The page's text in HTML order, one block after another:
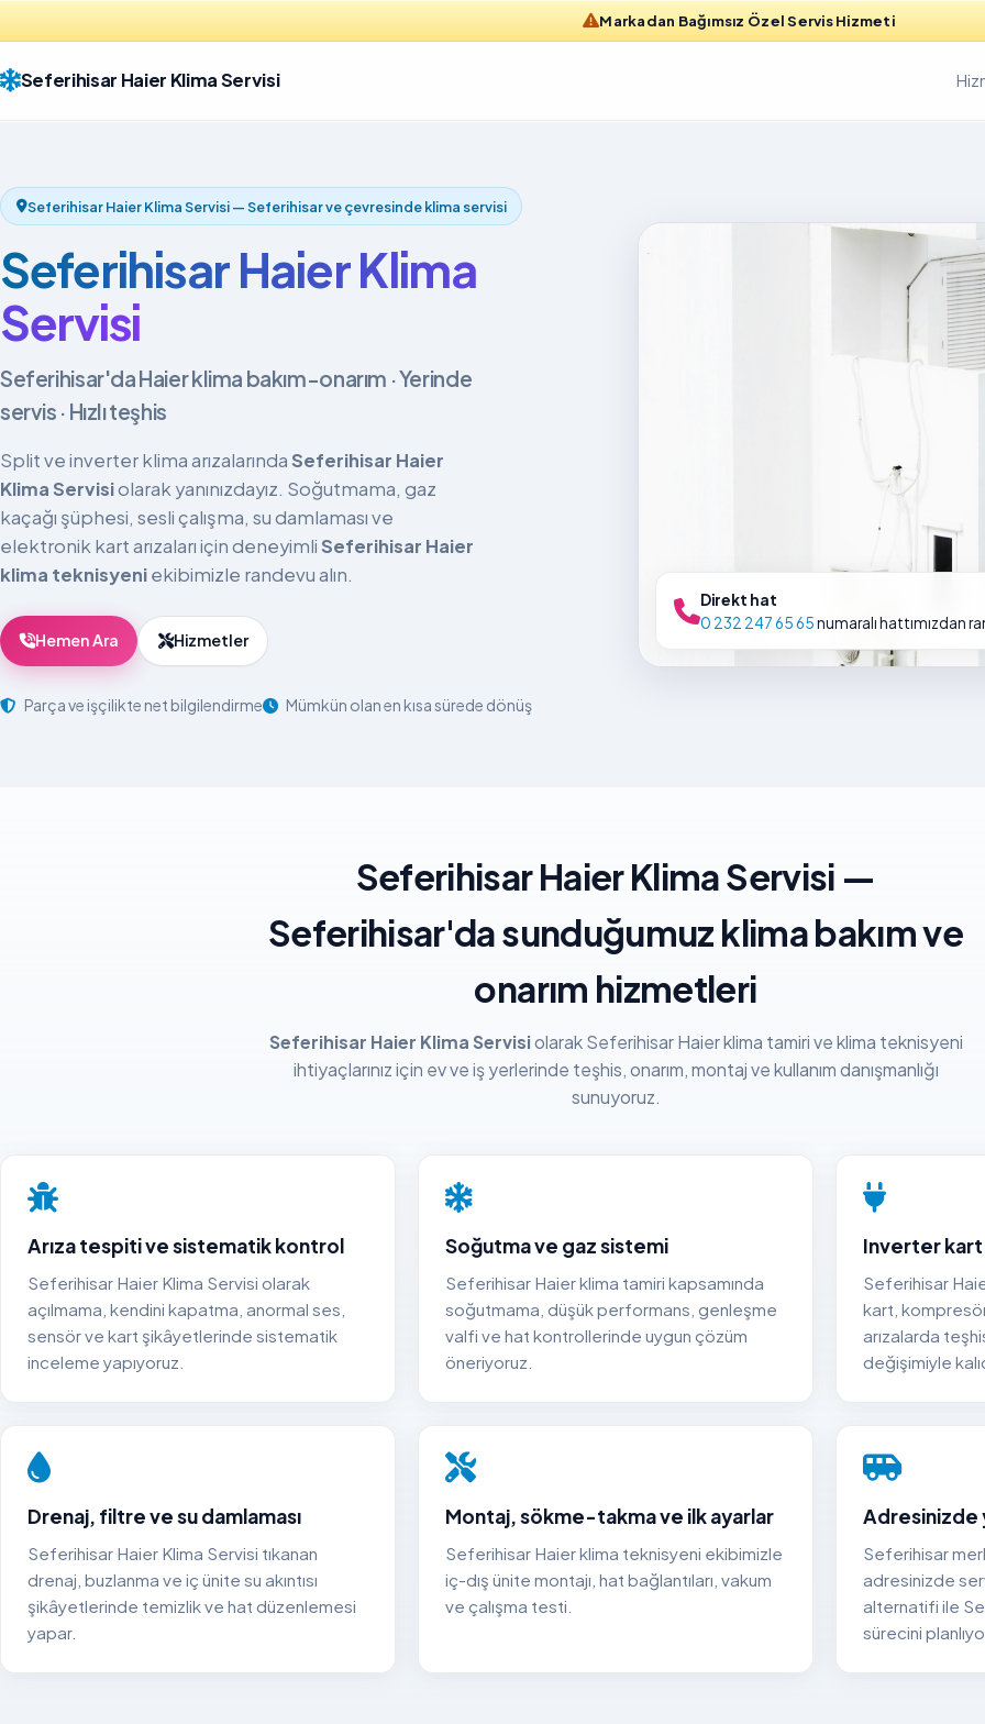
Markadan Bağımsız Özel Servis Hizmeti
Seferihisar Haier Klima Servisi
Seferihisar Haier Klima Servisi — Seferihisar ve çevresinde klima servisi
Seferihisar Haier Klima
Servisi
Seferihisar'da Haier klima bakım-onarım · Yerinde
servis · Hızlı teşhis
Split ve inverter klima arızalarında Seferihisar Haier
Klima Servisiolarak yanınızdayız. Soğutmama, gaz
kaçağı şüphesi, sesli çalışma, su damlaması ve
elektronik kart arızaları için deneyimli Seferihisar Haier
klima teknisyeniekibimizle randevu alın.
Hemen Ara Hizmetler
Parça ve işçilikte net bilgilendirme Mümkün olan en kısa sürede dönüş
Direkt hat
0 232 247 65 65numaralı hattımızdan
Seferihisar Haier Klima Servisi —
Seferihisar'da sunduğumuz klima bakım ve
onarım hizmetleri
Seferihisar Haier Klima Servisiolarak Seferihisar Haier klima tamiri ve klima teknisyeni
ihtiyaçlarınız için ev ve iş yerlerinde teşhis, onarım, montaj ve kullanım danışmanlığı
sunuyoruz.
Arıza tespiti ve sistematik kontrol
Seferihisar Haier Klima Servisi olarak
açılmama, kendini kapatma, anormal ses,
sensör ve kart şikâyetlerinde sistematik
inceleme yapıyoruz.
Soğutma ve gaz sistemi
Seferihisar Haier klima tamiri kapsamında
soğutmama, düşük performans, genleşme
valfi ve hat kontrollerinde uygun çözüm
öneriyoruz.
Inverter kart
Seferihisar
kart,
arızalarda
değişimiyle
Drenaj, filtre ve su damlaması
Seferihisar Haier Klima Servisi tıkanan
drenaj, buzlanma ve iç ünite su akıntısı
şikâyetlerinde temizlik ve hat düzenlemesi
yapar.
Montaj, sökme-takma ve ilk ayarlar
Seferihisar Haier klima teknisyeni ekibimizle
iç-dış ünite montajı, hat bağlantıları, vakum
ve çalışma testi.
Adresinizde
Seferihisar
adresinizde
alternatifi ile
sürecini